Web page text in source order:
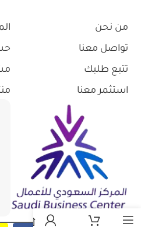
من نحن
تواصل معنا
تتبع طلبك
استثمر معنا